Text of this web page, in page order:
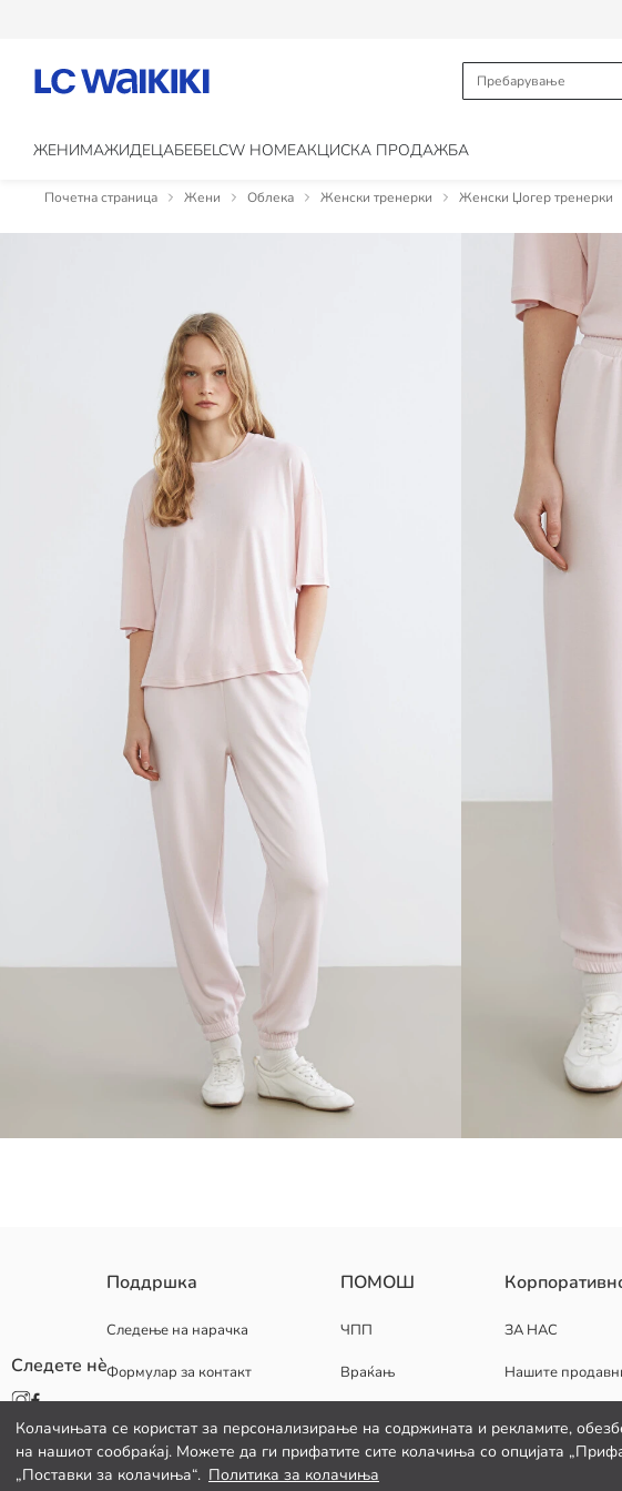
Колачињата се користат за персонализирање на содржината и рекламите,
на нашиот сообраќај. Можете да ги прифатите сите колачиња со опцијата
„Поставки за колачиња“. Политика за колачиња
ЖЕНИМАЖИДЕЦАБЕБЕLCW HOMEАКЦИСКА ПРОДАЖБА
Почетна страница Жени Облека Женски тренерки Женски Џогер тренерки
Основен Материјал:
Потекло:
Добавувач:
Марка:
Пол:
Крој:
Поддршка
Следење на нарачка
Формулар за контакт
ПОМОШ
ЧПП
Враќањ
ЗА НАС
Нашите
Корпоративна
Следете нè